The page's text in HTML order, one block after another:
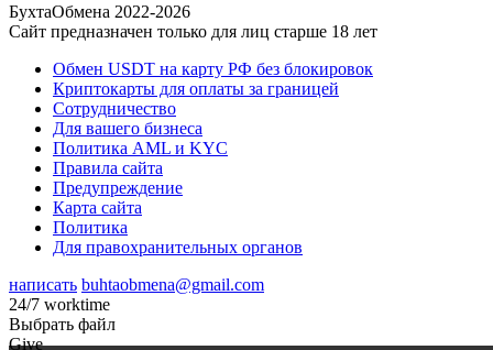
БухтаОбмена 2022-2026
Сайт предназначен только для лиц старше 18 лет
Обмен USDT на карту РФ без блокировок
Криптокарты для оплаты за границей
Сотрудничество
Для вашего бизнеса
Политика AML и KYC
Правила сайта
Предупреждение
Карта сайта
Политика
Для правохранительных органов
написать buhtaobmena@gmail.com
24/7 worktime
Выбрать файл
Give